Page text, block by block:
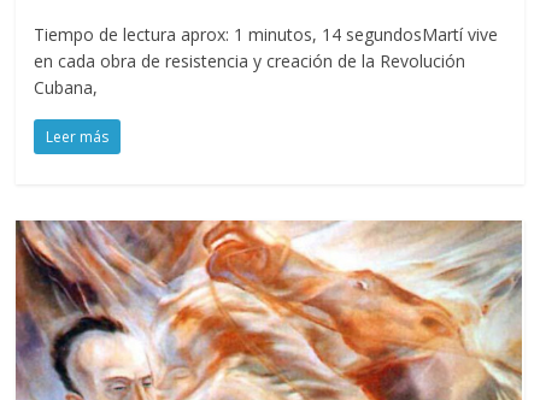
Tiempo de lectura aprox: 1 minutos, 14 segundosMartí vive
en cada obra de resistencia y creación de la Revolución
Cubana,
Leer más